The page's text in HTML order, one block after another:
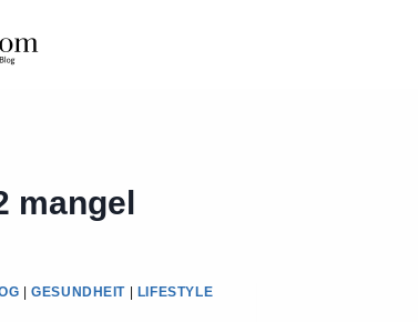
mangel
|GESUNDHEIT
LIFESTYLE